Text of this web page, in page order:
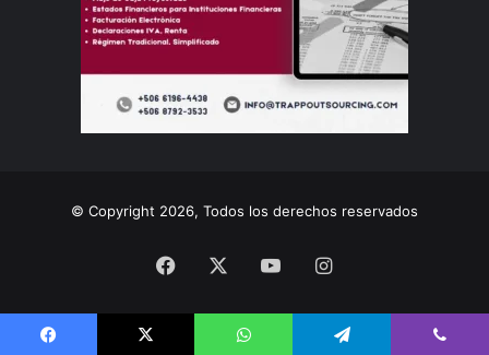
© Copyright 2026, Todos los derechos reservados
Facebook YouTubeInstagram